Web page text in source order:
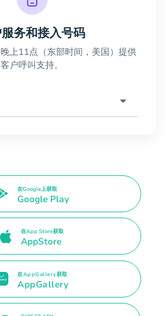
务和接入号码
上11点（东部时间，美国）提供
客户呼叫支持。
在Google上获取
Google Play
在App Store获取
AppStore
在AppGallery获取
AppGallery